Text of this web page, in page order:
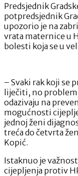
Predsjednik
potpredsjednik
upozorio je na
vrata maternice u
bolesti koja se u
– Svaki rak koji se
liječiti, no problem
odazivaju na
mogućnosti
jednoj ženi
treća do četvrta
Kopić.
Istaknuo je
cijepljenja protiv